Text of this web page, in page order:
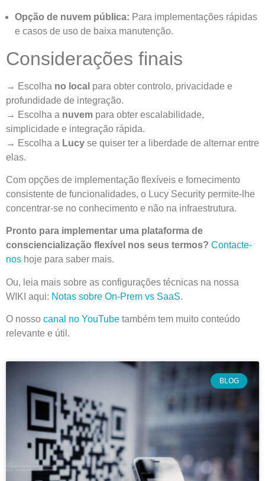
Opção de nuvem pública: Para implementações rápidas
e casos de uso de baixa manutenção.
Considerações finais
→ Escolha no local para obter controlo, privacidade e
profundidade de integração.
→ Escolha a nuvem para obter escalabilidade,
simplicidade e integração rápida.
→ Escolha a Lucy se quiser ter a liberdade de alternar entre
elas.
Com opções de implementação flexíveis e fornecimento
consistente de funcionalidades, o Lucy Security permite-lhe
concentrar-se no conhecimento e não na infraestrutura.
Pronto para implementar uma plataforma de
consciencialização flexível nos seus termos? Contacte-
nos hoje para saber mais.
Ou, leia mais sobre as configurações técnicas na nossa
WIKI aqui: Notas sobre On-Prem vs SaaS.
O nosso canal no YouTube também tem muito conteúdo
relevante e útil.
BLOG